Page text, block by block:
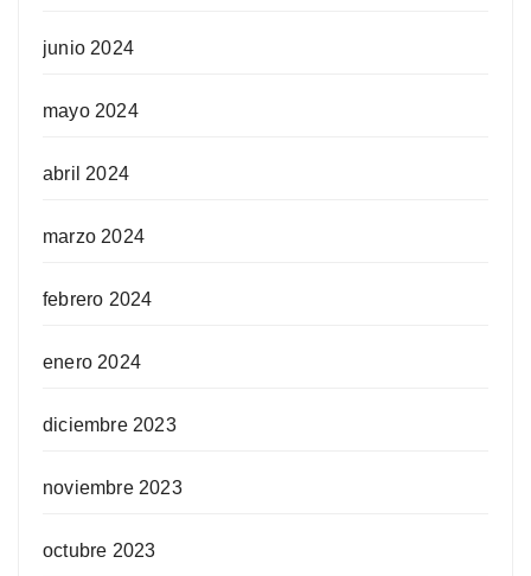
junio 2024
mayo 2024
abril 2024
marzo 2024
febrero 2024
enero 2024
diciembre 2023
noviembre 2023
octubre 2023